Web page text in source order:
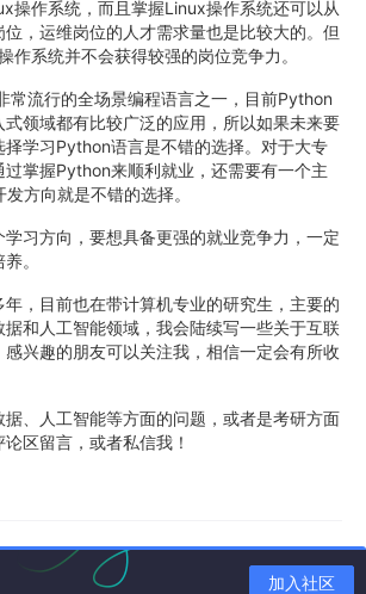
操作系统，而且掌握Linux操作系统还可以从
，运维岗位的人才需求量也是比较大的。但
作系统并不会获得较强的岗位竞争力。
常流行的全场景编程语言之一，目前Python
领域都有比较广泛的应用，所以如果未来要
择学习Python语言是不错的选择。对于大专
掌握Python来顺利就业，还需要有一个主
方向就是不错的选择。
习方向，要想具备更强的就业竞争力，一定
。
，目前也在带计算机专业的研究生，主要的
和人工智能领域，我会陆续写一些关于互联
兴趣的朋友可以关注我，相信一定会有所收
、人工智能等方面的问题，或者是考研方面
区留言，或者私信我！
加入社区